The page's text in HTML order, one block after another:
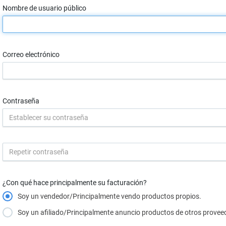
Nombre de usuario público
Correo electrónico
Contraseña
¿Con qué hace principalmente su facturación?
Soy un vendedor/Principalmente vendo productos propios.
Soy un afiliado/Principalmente anuncio productos de otros